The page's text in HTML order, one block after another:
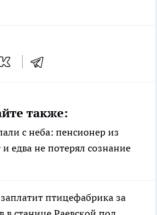
также:
с неба: пенсионер из
едва не потерял сознание
птицефабрика за